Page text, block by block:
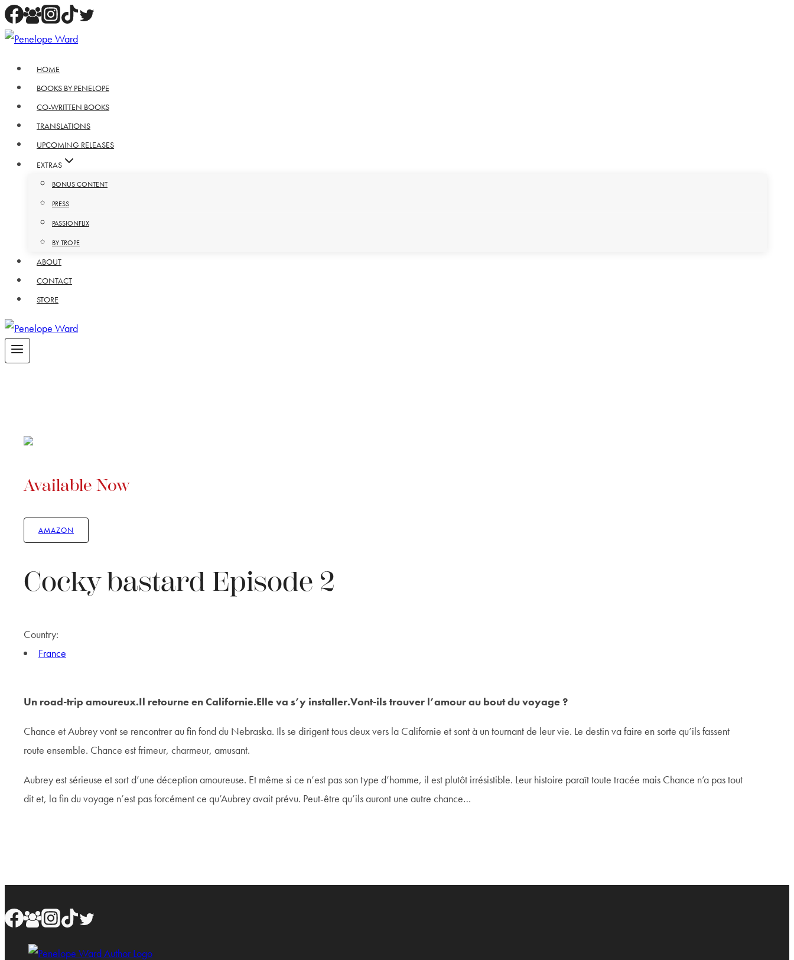
Skip
to
HOME
BOOKS BY PENELOPE
CO-WRITTEN BOOKS
TRANSLATIONS
UPCOMING RELEASES
EXTRAS
BONUS CONTENT
PRESS
PASSIONFLIX
BY TROPE
ABOUT
CONTACT
STORE
Available Now
AMAZON
Cocky bastard Episode 2
Country:
France
Un road-trip amoureux.Il retourne en Californie.Elle va s’y installer.Vont-ils trouver l’amour au bout du voyage ?
Chance et Aubrey vont se rencontrer au fin fond du Nebraska. Ils se dirigent tous deux vers la Californie et sont à un tournant de leur vie. Le destin va faire en sorte qu’ils fassent
route ensemble. Chance est frimeur, charmeur, amusant.
Aubrey est sérieuse et sort d’une déception amoureuse. Et même si ce n’est pas son type d’homme, il est plutôt irrésistible. Leur histoire paraît toute tracée mais Chance n’a pas tout
dit et, la fin du voyage n’est pas forcément ce qu’Aubrey avait prévu. Peut-être qu’ils auront une autre chance…